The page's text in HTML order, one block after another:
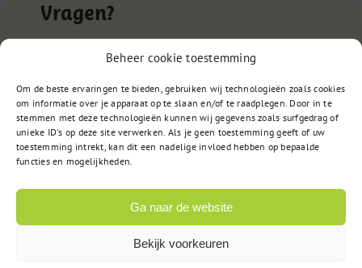
Beheer cookie toestemming
Om de beste ervaringen te bieden, gebruiken wij technologieën zoals cookies
om informatie over je apparaat op te slaan en/of te raadplegen. Door in te
stemmen met deze technologieën kunnen wij gegevens zoals surfgedrag of
unieke ID's op deze site verwerken. Als je geen toestemming geeft of uw
toestemming intrekt, kan dit een nadelige invloed hebben op bepaalde
functies en mogelijkheden.
Ga naar de website
Bekijk voorkeuren
Vragen?
085 – 02 98 705
Op werkdagen bereikbaar
van 9:00u tot 17:00u
of Stuur een bericht